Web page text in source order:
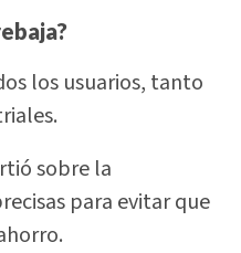
los usuarios, tanto
sobre la
para evitar que